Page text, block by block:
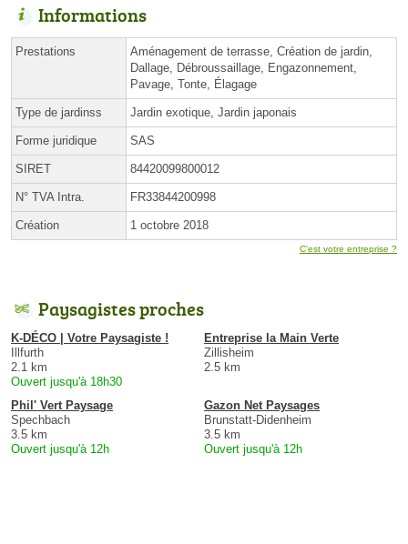
Informations
Prestations
Aménagement de terrasse, Création de jardin,
Dallage, Débroussaillage, Engazonnement,
Pavage, Tonte, Élagage
Type de jardinss Jardin exotique, Jardin japonais
Forme juridique SAS
SIRET 84420099800012
N° TVA Intra. FR33844200998
Création 1 octobre 2018
C'est votre entreprise ?
Paysagistes proches
K-DÉCO | Votre Paysagiste !
Illfurth
2.1 km
Ouvert jusqu'à 18h30
Entreprise la Main Verte
Zillisheim
2.5 km
Phil' Vert Paysage
Spechbach
3.5 km
Ouvert jusqu'à 12h
Gazon Net Paysages
Brunstatt-Didenheim
3.5 km
Ouvert jusqu'à 12h